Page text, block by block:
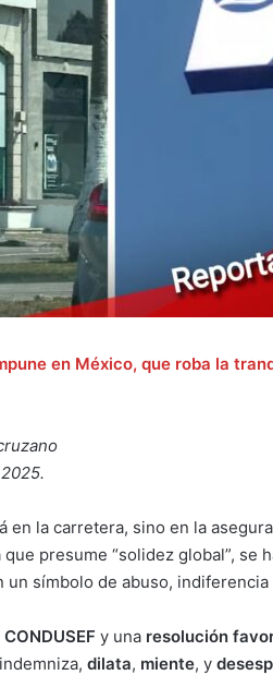
en México, que roba la
en la carretera, sino en la
presume “solidez global”,
símbolo de abuso,
y una resolución
dilata, miente, y